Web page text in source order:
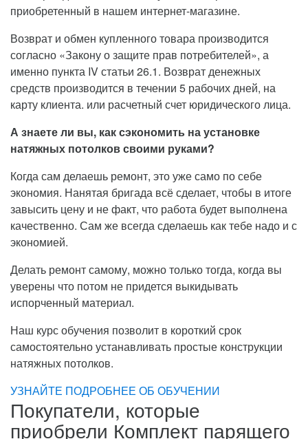
приобретенный в нашем интернет-магазине.
Возврат и обмен купленного товара производится
согласно «Закону о защите прав потребителей», а
именно пункта IV статьи 26.1. Возврат денежных
средств производится в течении 5 рабочих дней, на
карту клиента. или расчетный счет юридического лица.
А знаете ли вы, как сэкономить на установке
натяжных потолков своими руками?
Когда сам делаешь ремонт, это уже само по себе
экономия. Нанятая бригада всё сделает, чтобы в итоге
завысить цену и не факт, что работа будет выполнена
качественно. Сам же всегда сделаешь как тебе надо и с
экономией.
Делать ремонт самому, можно только тогда, когда вы
уверены что потом не придется выкидывать
испорченный материал.
Наш курс обучения позволит в короткий срок
самостоятельно устанавливать простые конструкции
натяжных потолков.
УЗНАЙТЕ ПОДРОБНЕЕ ОБ ОБУЧЕНИИ
Покупатели, которые
приобрели Комплект парящего